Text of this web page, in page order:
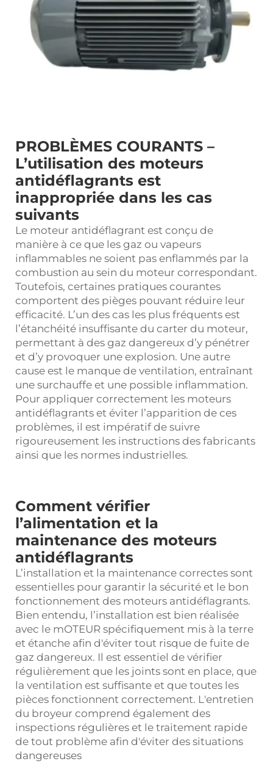
PROBLÈMES COURANTS –
L’utilisation des moteurs
antidéflagrants est
inappropriée dans les cas
suivants
Le moteur antidéflagrant est conçu de
manière à ce que les gaz ou vapeurs
inflammables ne soient pas enflammés par la
combustion au sein du moteur correspondant.
Toutefois, certaines pratiques courantes
comportent des pièges pouvant réduire leur
efficacité. L’un des cas les plus fréquents est
l’étanchéité insuffisante du carter du moteur,
permettant à des gaz dangereux d’y pénétrer
et d’y provoquer une explosion. Une autre
cause est le manque de ventilation, entraînant
une surchauffe et une possible inflammation.
Pour appliquer correctement les moteurs
antidéflagrants et éviter l’apparition de ces
problèmes, il est impératif de suivre
rigoureusement les instructions des fabricants
ainsi que les normes industrielles.
Comment vérifier
l’alimentation et la
maintenance des moteurs
antidéflagrants
L’installation et la maintenance correctes sont
essentielles pour garantir la sécurité et le bon
fonctionnement des moteurs antidéflagrants.
Bien entendu, l’installation est bien réalisée
avec le mOTEUR spécifiquement mis à la terre
et étanche afin d'éviter tout risque de fuite de
gaz dangereux. Il est essentiel de vérifier
régulièrement que les joints sont en place, que
la ventilation est suffisante et que toutes les
pièces fonctionnent correctement. L'entretien
du broyeur comprend également des
inspections régulières et le traitement rapide
de tout problème afin d'éviter des situations
dangereuses